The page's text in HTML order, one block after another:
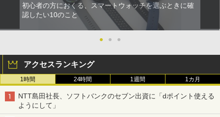
初心者の方におくる、スマートウォッチを選ぶときに確
認したい10のこと
● ● ●
アクセスランキング
1時間 24時間 1週間 1カ月
NTT島田社長、ソフトバンクのセブン出資に「dポイント使える
ようにして」